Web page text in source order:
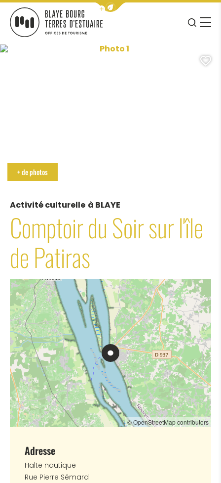
Afficher la barre de navigation
BLAYE BOURG TERRES D&#039;ESTUAIRE
JE
MENU
Activité culturelle à BLAYE
Comptoir du Soir sur l'île
de Patiras
Photo 1, ©Refuge de Patiras
+ de photos
© OpenStreetMap contributors
Adresse
Halte nautique
Rue Pierre Sémard